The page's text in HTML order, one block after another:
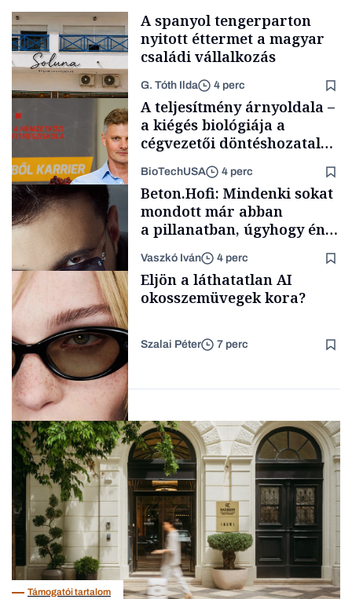
Gasztró
A spanyol tengerparton
nyitott éttermet a magyar
családi vállalkozás
G. Tóth Ilda 4 perc
Content Lab HUB
A teljesítmény árnyoldala –
a kiégés biológiája a
cégvezetői döntéshozatal
BioTechUSA 4 perc
Forbes-sztori
Beton.Hofi: Mindenki sokat
mondott már abban
a pillanatban, úgyhogy én
gondolataimat akartam
kimondani
Vaszkó Iván 4 perc
AI
Eljön a láthatatlan AI
okosszemüvegek kora?
Szalai Péter 7 perc
Támogatói tartalom